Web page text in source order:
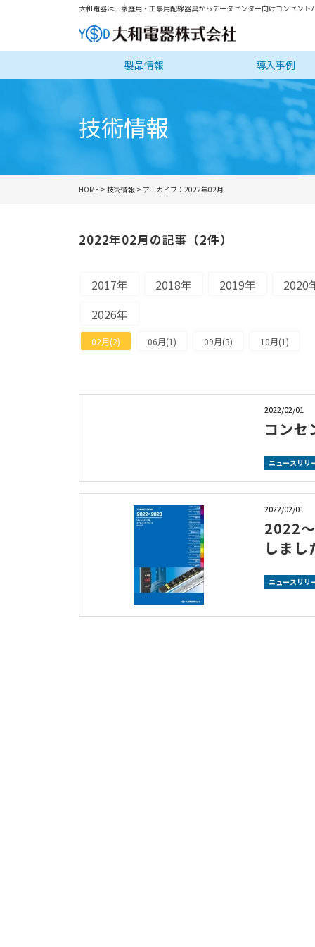
大和電器は、家庭用・工事用配線器具からデータセンター向けコンセン
製品情報 導入事例
技術情報
HOME > 技術情報 > アーカイブ：2022年02月
2022年02月の記事（2件）
2017年 2018年 2019年
2020
2026年
02月(2) 06月(1) 09月(3) 10月(1)
2022/02/01
コン
ニュースリリ
2022/02/01
2022
しまし
ニュースリリ